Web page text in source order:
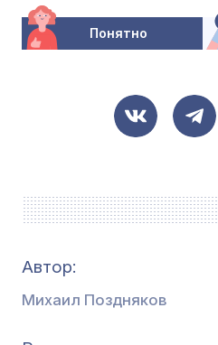
Понятно
Автор:
Михаил Поздняков